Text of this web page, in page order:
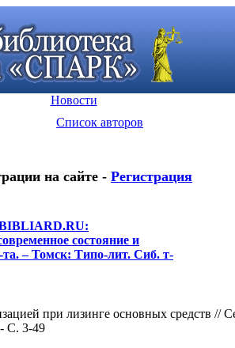
Новости
Список авторов
на сайте - Регистрация
BIBLIARD.RU:
состояние и
– Томск: Типо-лит. Сиб. т-
при лизинге основных средств //
С. 3-49